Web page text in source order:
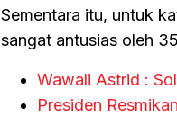
Sementara itu, untuk
sangat antusias oleh
Wawali Astrid :
Presiden